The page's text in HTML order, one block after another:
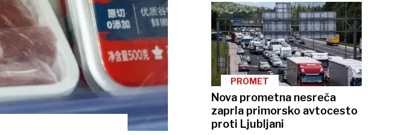
PROMET
Nova prometna nesreča
zaprla primorsko avtocesto
proti Ljubljani